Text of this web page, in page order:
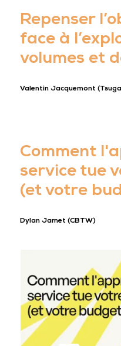
Repenser
face à
volumes et
Valentin Jacquemont
Comment
service tue
(et votre
Dylan Jamet (CBTW)